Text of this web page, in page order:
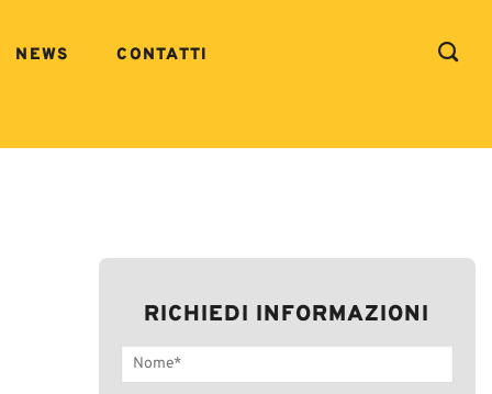
NEWS CONTATTI
RICHIEDI INFORMAZIONI